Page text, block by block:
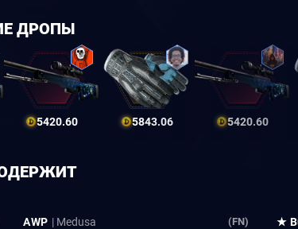
ДРОПЫ
5420.60 5843.06 5420.60
AWP | Medusa (FN) ★